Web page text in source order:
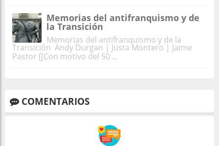
Memorias del antifranquismo y de
la Transición
Memorias del antifranquismo y de la
Transición Andy Durgan | Justa Montero | Jaime
Pastor [[Con motivo del 50 ...
COMENTARIOS